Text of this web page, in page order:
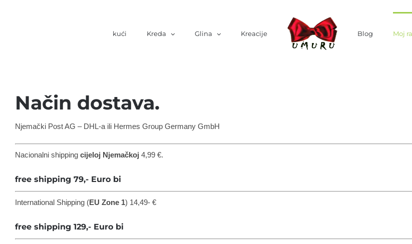
kući Kreda Glina Kreacije Blog Moj
Način dostava.
Njemački Post AG – DHL-a ili Hermes Group Germany GmbH
Nacionalni shipping cijeloj Njemačkoj 4,99 €.
free shipping 79,- Euro bi
International Shipping (EU Zone 1) 14,49- €
free shipping 129,- Euro bi